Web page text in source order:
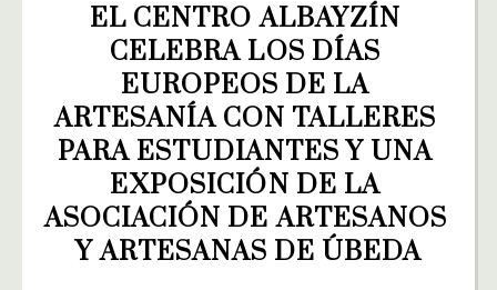
EL CENTRO ALBAYZÍN
CELEBRA LOS DÍAS
EUROPEOS DE LA
ARTESANÍA CON TALLERES
PARA ESTUDIANTES Y UNA
EXPOSICIÓN DE LA
ASOCIACIÓN DE ARTESANOS
Y ARTESANAS DE ÚBEDA